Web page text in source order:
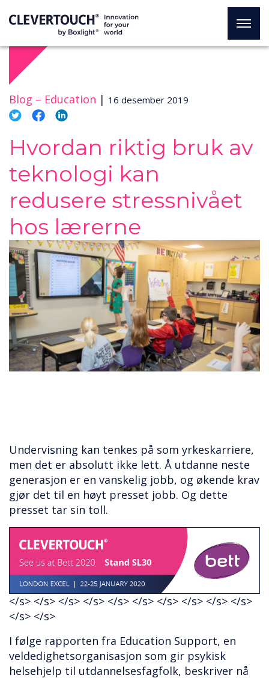
Blog – Education | 16 desember 2019
Hvordan riktig bruk av
teknologi kan
redusere stressnivået
hos lærerne
Undervisning kan tenkes på som yrkeskarriere,
men det er absolutt ikke lett. Å utdanne neste
generasjon er en vanskelig jobb, og økende krav
gjør det til en høyt presset jobb. Og dette
presset tar sin toll.
</s> </s> </s> </s> </s> </s> </s> </s> </s> </s>
</s> </s>
I følge rapporten fra Education Support, en
veldedighetsorganisasjon som gir psykisk
helsehjelp til utdannelsesfagfolk, beskriver nå